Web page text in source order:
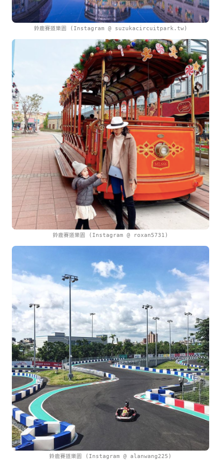
鈴鹿賽道樂園 (Instagram @ suzukacircuitpark.tw)
鈴鹿賽道樂園 (Instagram @ roxan5731)
鈴鹿賽道樂園 (Instagram @ alanwang225)